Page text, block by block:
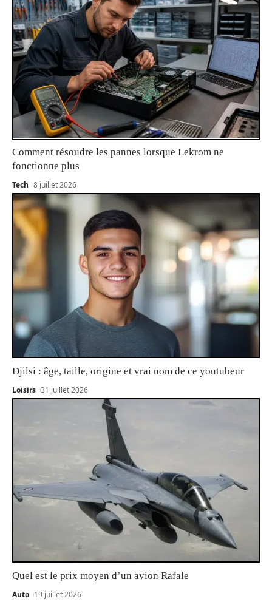
Comment résoudre les pannes lorsque Lekrom ne
fonctionne plus
Tech 8 juillet 2026
Djilsi : âge, taille, origine et vrai nom de ce youtubeur
Loisirs 31 juillet 2026
Quel est le prix moyen d’un avion Rafale
Auto 19 juillet 2026